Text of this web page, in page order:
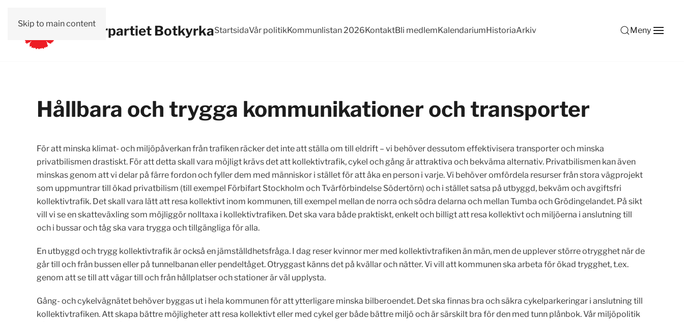
Skip to main contentVänsterpartiet BotkyrkaStartsidaVår politikKommunlistan 2026KontaktBli medlemKalendariumHistoriaArkiv Meny
Hållbara och trygga kommunikationer och transporter
För att minska klimat- och miljöpåverkan från trafiken räcker det inte att ställa om till eldrift – vi behöver dessutom effektivisera transporter och minska
privatbilismen drastiskt. För att detta skall vara möjligt krävs det att kollektivtrafik, cykel och gång är attraktiva och bekväma alternativ. Privatbilismen kan även
minskas genom att vi delar på färre fordon och fyller dem med människor i stället för att åka en person i varje. Vi behöver omfördela resurser från stora vägprojekt
som uppmuntrar till ökad privatbilism (till exempel Förbifart Stockholm och Tvärförbindelse Södertörn) och i stället satsa på utbyggd, bekväm och avgiftsfri
kollektivtrafik. Det skall vara lätt att resa kollektivt inom kommunen, till exempel mellan de norra och södra delarna och mellan Tumba och Grödingelandet. På sikt
vill vi se en skatteväxling som möjliggör nolltaxa i kollektivtrafiken. Det ska vara både praktiskt, enkelt och billigt att resa kollektivt och miljöerna i anslutning till
och i bussar och tåg ska vara trygga och tillgängliga för alla.
En utbyggd och trygg kollektivtrafik är också en jämställdhetsfråga. I dag reser kvinnor mer med kollektivtrafiken än män, men de upplever större otrygghet när de
går till och från bussen eller på tunnelbanan eller pendeltåget. Otryggast känns det på kvällar och nätter. Vi vill att kommunen ska arbeta för ökad trygghet, t.ex.
genom att se till att vägar till och från hållplatser och stationer är väl upplysta.
Gång- och cykelvägnätet behöver byggas ut i hela kommunen för att ytterligare minska bilberoendet. Det ska finnas bra och säkra cykelparkeringar i anslutning till
kollektivtrafiken. Att skapa bättre möjligheter att resa kollektivt eller med cykel ger både bättre miljö och är särskilt bra för den med tunn plånbok. Vår miljöpolitik